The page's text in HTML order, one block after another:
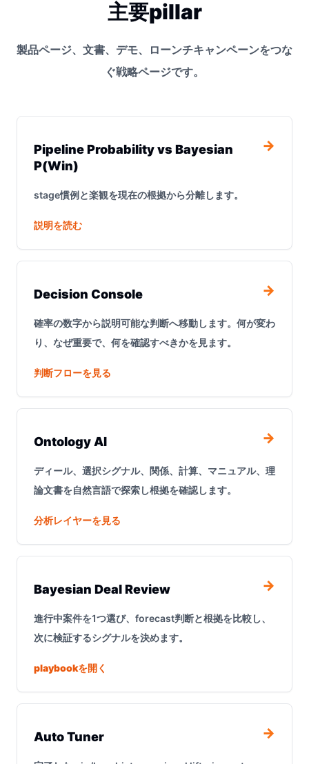
主要pillar
製品ページ、文書、デモ、ローンチキャンペーンをつな
ぐ戦略ページです。
Pipeline Probability vs Bayesian
P(Win)
→
stage慣例と楽観を現在の根拠から分離します。
説明を読む
Decision Console →
確率の数字から説明可能な判断へ移動します。何が変わ
り、なぜ重要で、何を確認すべきかを見ます。
判断フローを見る
Ontology AI →
ディール、選択シグナル、関係、計算、マニュアル、理
論文書を自然言語で探索し根拠を確認します。
分析レイヤーを見る
Bayesian Deal Review →
進行中案件を1つ選び、forecast判断と根拠を比較し、
次に検証するシグナルを決めます。
playbookを開く
Auto Tuner →